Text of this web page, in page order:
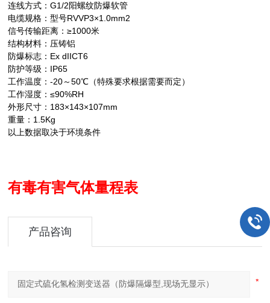
连线方式：G1/2 阳螺纹防爆软管
电缆规格：型号RVVP3×1.0mm2
信号传输距离：≥1000米
结构材料：压铸铝
防爆标志： Ex dIICT6
防护等级： IP65
工作温度：-20 ～50℃ （特殊要求根据需要而定）
工作湿度：≤90%RH
外形尺寸： 183×143×107mm
重量： 1.5Kg
以上数据取决于环境条件
有毒有害气体量程表
产品咨询